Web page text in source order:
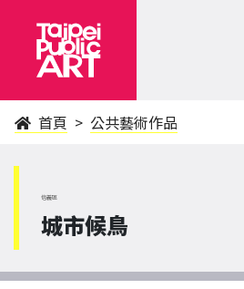
首頁 公共藝術作品
信義區
城市候鳥